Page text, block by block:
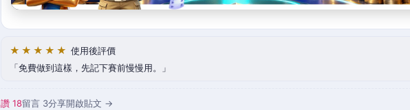
★★★★★ 使用後評價
免費做到這樣，先記下賽前慢慢用。
讚 18留言 3分享開啟貼文 →